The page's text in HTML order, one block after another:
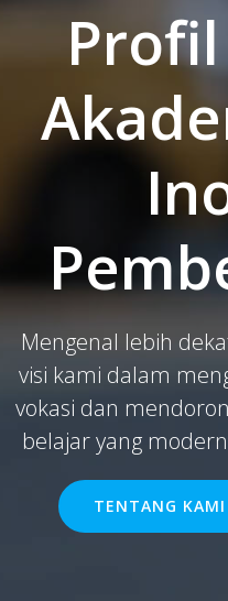
Mengenal lebih
visi kami dalam
vokasi dan
belajar yang
TENTANG KAMI